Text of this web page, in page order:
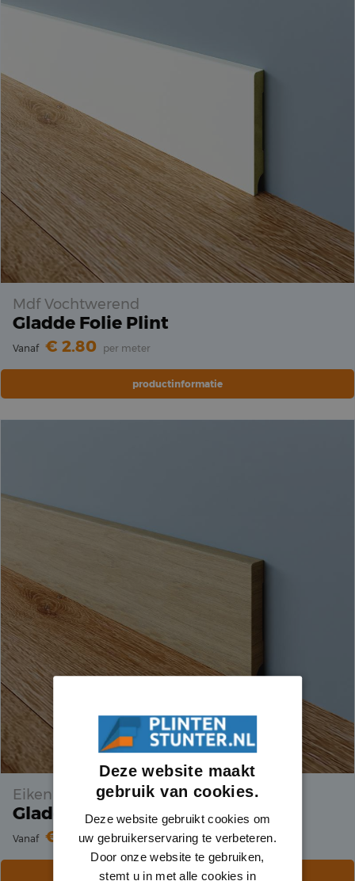
Mdf Vochtwerend
Gladde Folie Plint
Vanaf 2.80 per meter
productinformatie
Eiken
Gladde Plint
Vanaf 7.86 per meter
productinformatie
Deze website maakt
gebruik van cookies.
Deze website gebruikt cookies om
uw gebruikerservaring te verbeteren.
Door onze website te gebruiken,
stemt u in met alle cookies in